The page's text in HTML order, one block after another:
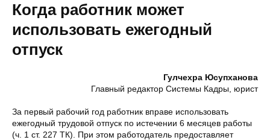
Когда работник может
использовать ежегодный
отпуск
Гулчехра Юсупханова
Главный редактор Системы Кадры, юрист
За первый рабочий год работник вправе использовать
ежегодный трудовой отпуск по истечении 6 месяцев работы
(ч. 1 ст. 227 ТК). При этом работодатель предоставляет